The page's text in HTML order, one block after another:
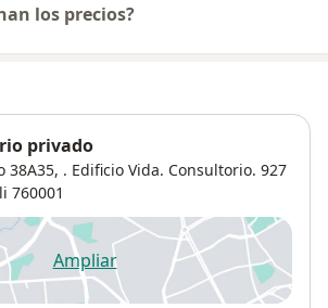
los precios?
privado
38A35, . Edificio Vida. Consultorio. 927
760001
Ampliarse abre en una nueva